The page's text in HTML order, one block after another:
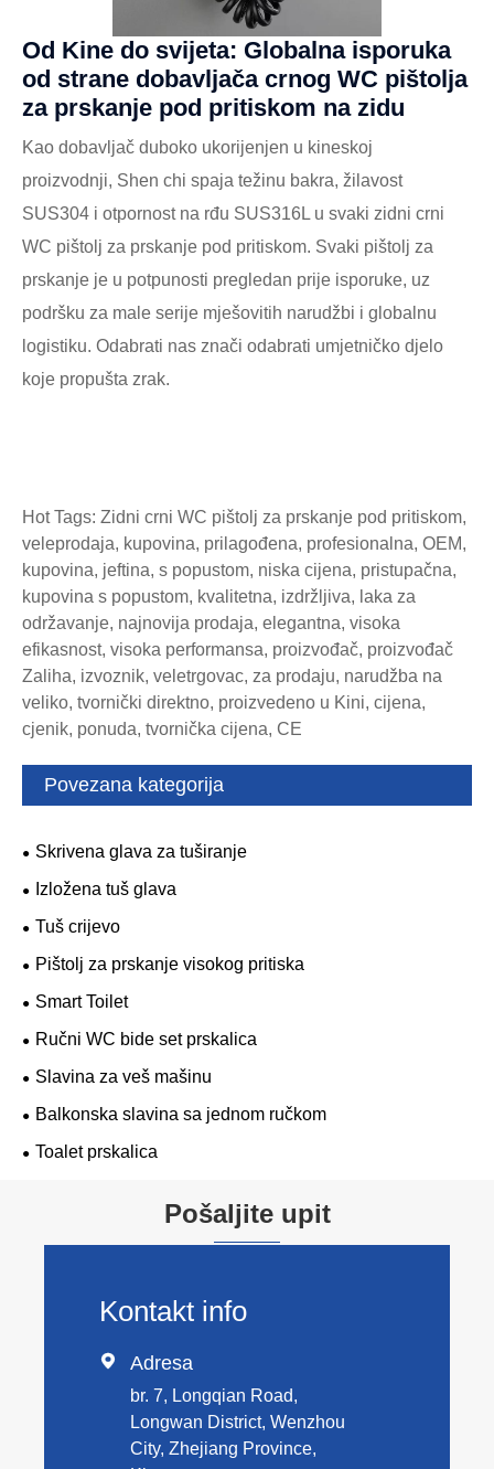
Od Kine do svijeta: Globalna isporuka
od strane dobavljača crnog WC pištolja
za prskanje pod pritiskom na zidu
Kao dobavljač duboko ukorijenjen u kineskoj
proizvodnji, Shen chi spaja težinu bakra, žilavost
SUS304 i otpornost na rđu SUS316L u svaki zidni crni
WC pištolj za prskanje pod pritiskom. Svaki pištolj za
prskanje je u potpunosti pregledan prije isporuke, uz
podršku za male serije mješovitih narudžbi i globalnu
logistiku. Odabrati nas znači odabrati umjetničko djelo
koje propušta zrak.
Hot Tags: Zidni crni WC pištolj za prskanje pod pritiskom,
veleprodaja, kupovina, prilagođena, profesionalna, OEM,
kupovina, jeftina, s popustom, niska cijena, pristupačna,
kupovina s popustom, kvalitetna, izdržljiva, laka za
održavanje, najnovija prodaja, elegantna, visoka
efikasnost, visoka performansa, proizvođač, proizvođač
Zaliha, izvoznik, veletrgovac, za prodaju, narudžba na
veliko, tvornički direktno, proizvedeno u Kini, cijena,
cjenik, ponuda, tvornička cijena, CE
Povezana kategorija
Skrivena glava za tuširanje
Izložena tuš glava
Tuš crijevo
Pištolj za prskanje visokog pritiska
Smart Toilet
Ručni WC bide set prskalica
Slavina za veš mašinu
Balkonska slavina sa jednom ručkom
Toalet prskalica
Pošaljite upit
Kontakt info
 Adresa
br. 7, Longqian Road,
Longwan District, Wenzhou
City, Zhejiang Province,